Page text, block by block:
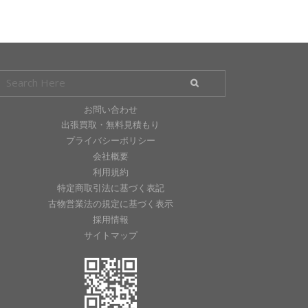
お問い合わせ
出張買取・無料見積もり
プライバシーポリシー
会社概要
利用規約
特定商取引法に基づく表記
古物営業法の規定に基づく表示
採用情報
サイトマップ